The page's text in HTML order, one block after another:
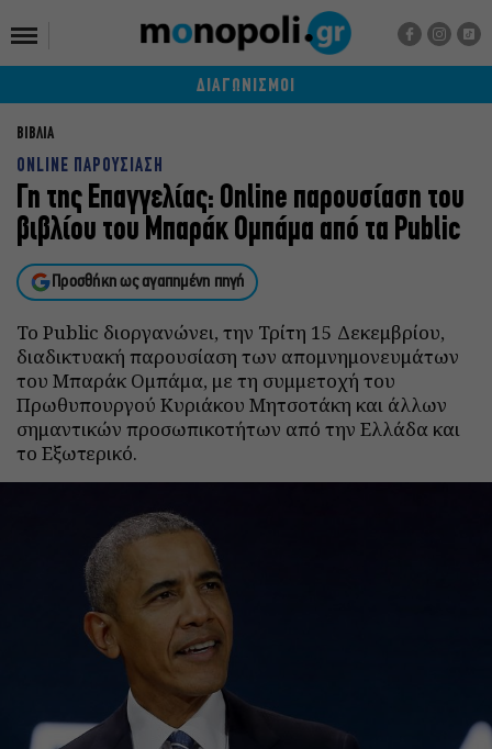
ΔΙΑΓΩΝΙΣΜΟΙ
ΒΙΒΛΙΑ
ONLINE ΠΑΡΟΥΣΙΑΣΗ
Γη της Επαγγελίας: Online παρουσίαση του
βιβλίου του Μπαράκ Ομπάμα από τα Public
Προσθήκη ως αγαπημένη πηγή
Το Public διοργανώνει, την Τρίτη 15 Δεκεμβρίου,
διαδικτυακή παρουσίαση των απομνημονευμάτων
του Μπαράκ Ομπάμα, με τη συμμετοχή του
Πρωθυπουργού Κυριάκου Μητσοτάκη και άλλων
σημαντικών προσωπικοτήτων από την Ελλάδα και
το Εξωτερικό.